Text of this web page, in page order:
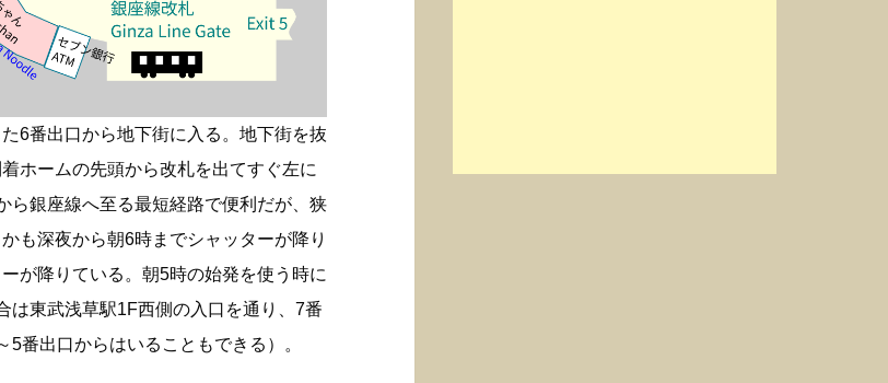
6番出口から地下街に入る。地下街を抜
ホームの先頭から改札を出てすぐ左に
ら銀座線へ至る最短経路で便利だが、狭
も深夜から朝6時までシャッターが降り
が降りている。朝5時の始発を使う時に
は東武浅草駅1F西側の入口を通り、7番
番出口からはいることもできる）。